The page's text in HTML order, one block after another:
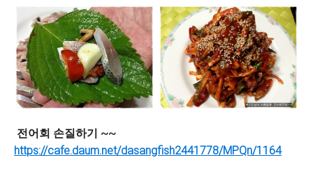
전어회 손질하기 ~~
https://cafe.daum.net/dasangfish2441778/MPQn/1164